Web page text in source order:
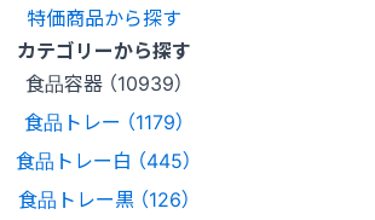
特価商品から探す
カテゴリーから探す
食品容器 （10939）
食品トレー （1179）
食品トレー白 （445）
食品トレー黒 （126）